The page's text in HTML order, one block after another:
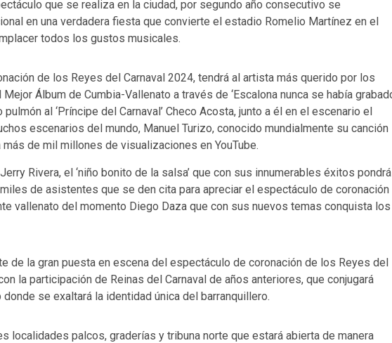
que se realiza en la ciudad, por segundo año consecutivo se
en una verdadera fiesta que convierte el estadio Romelio Martínez en el
todos los gustos musicales.
de los Reyes del Carnaval 2024, tendrá al artista más querido por los
Álbum de Cumbia-Vallenato a través de ‘Escalona nunca se había
al ‘Príncipe del Carnaval’ Checo Acosta, junto a él en el escenario el
escenarios del mundo, Manuel Turizo, conocido mundialmente su canción
más de mil millones de visualizaciones en YouTube.
Rivera, el ‘niño bonito de la salsa’ que con sus innumerables éxitos
de asistentes que se den cita para apreciar el espectáculo de coronación
vallenato del momento Diego Daza que con sus nuevos temas conquista los
de la gran puesta en escena del espectáculo de coronación de los Reyes del
la participación de Reinas del Carnaval de años anteriores, que conjugará
se exaltará la identidad única del barranquillero.
localidades palcos, graderías y tribuna norte que estará abierta de manera